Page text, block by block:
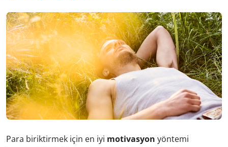
Para biriktirmek için en iyi motivasyon yöntemi